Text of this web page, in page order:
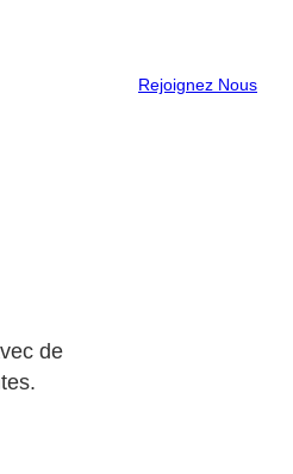
Rejoignez Nous
de